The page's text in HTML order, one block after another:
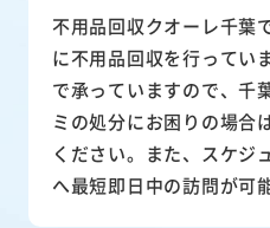
不用品回収クオーレ千葉
に不用品回収を行ってい
で承っていますので、千
ミの処分にお困りの場合
ください。また、スケジ
へ最短即日中の訪問が可